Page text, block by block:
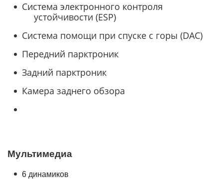
Система электронного контроля
устойчивости (ESP)
Система помощи при спуске с горы (DAC)
Передний парктроник
Задний парктроник
Камера заднего обзора
Мультимедиа
6 динамиков